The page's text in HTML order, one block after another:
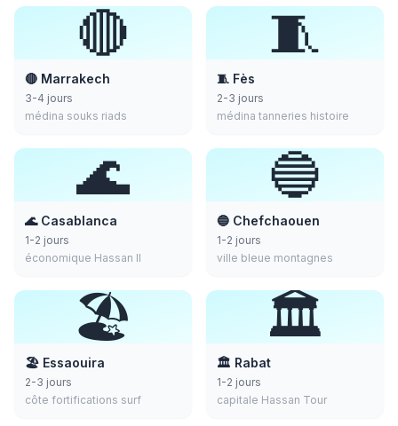
🔴
🔴 Marrakech
3-4 jours
médina souks riads
🧵
🧵 Fès
2-3 jours
médina tanneries histoire
🌊
🌊 Casablanca
1-2 jours
économique Hassan II
🔵
🔵 Chefchaouen
1-2 jours
ville bleue montagnes
🏖️
🏖️ Essaouira
2-3 jours
côte fortifications surf
🏛️
🏛️ Rabat
1-2 jours
capitale Hassan Tour